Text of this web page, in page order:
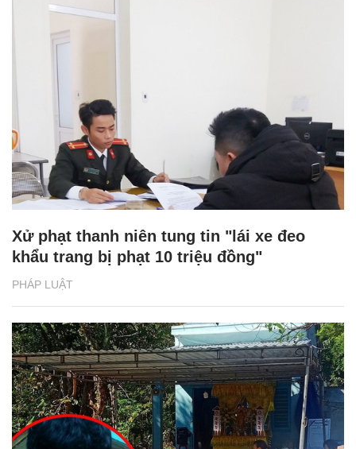
PHÁP LUẬT
Xử phạt thanh niên tung tin "lái xe đeo
khẩu trang bị phạt 10 triệu đồng"